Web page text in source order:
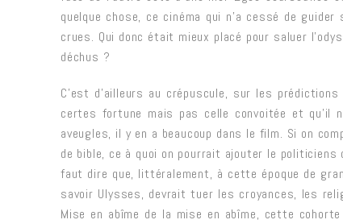
quelque chose, ce cinéma qui n’a cessé de
crues. Qui donc était mieux placé pour saluer
déchus ?
C’est d’ailleurs au crépuscule, sur les
certes fortune mais pas celle convoitée et
aveugles, il y en a beaucoup dans le film. Si on
de bible, ce à quoi on pourrait ajouter le
faut dire que, littéralement, à cette époque de
savoir Ulysses, devrait tuer les croyances, les
Mise en abîme de la mise en abîme, cette